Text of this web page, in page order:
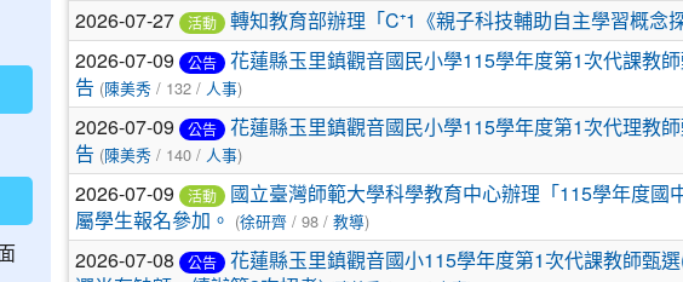
2026-07-27 活動 轉知教育部辦理「C⁺1《親子科技輔助自主學習概念
2026-07-09 公告
花蓮縣玉里鎮觀音國民小學115學年度第1次代課教
告 (陳美秀/ 132 / 人事)
2026-07-09 公告
花蓮縣玉里鎮觀音國民小學115學年度第1次代理教
告 (陳美秀/ 140 / 人事)
2026-07-09 活動
國立臺灣師範大學科學教育中心辦理「115學年度
屬學生報名參加。 (徐研齊/ 98 / 教導)
2026-07-08 公告
花蓮縣玉里鎮觀音國小115學年度第1次代課教師甄